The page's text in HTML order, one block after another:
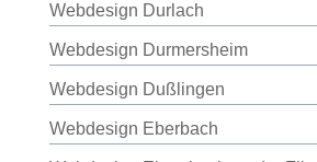
Webdesign Durlach
Webdesign Durmersheim
Webdesign Dußlingen
Webdesign Eberbach